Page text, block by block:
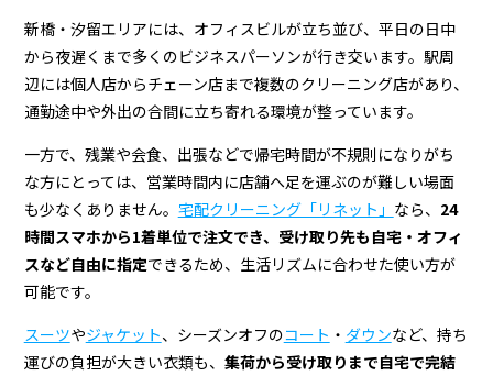
＆
宅
配
ク
リ
ー
ニ
ン
グ
新橋・汐留エリアには、オフィスビルが立ち並び、平日の日中
から夜遅くまで多くのビジネスパーソンが行き交います。駅周
辺には個人店からチェーン店まで複数のクリーニング店があり、
通勤途中や外出の合間に立ち寄れる環境が整っています。
一方で、残業や会食、出張などで帰宅時間が不規則になりがち
な方にとっては、営業時間内に店舗へ足を運ぶのが難しい場面
も少なくありません。 宅配クリーニング「リネット」 なら、 24
時間スマホから1着単位で注文でき、受け取り先も自宅・オフィ
スなど自由に指定できるため、生活リズムに合わせた使い方が
可能です。
スーツやジャケット、シーズンオフのコート ・ ダウンなど、持ち
運びの負担が大きい衣類も、 集荷から受け取りまで自宅で完結